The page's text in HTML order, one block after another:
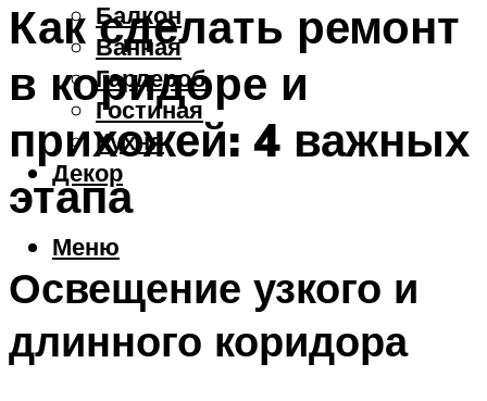
Балкон
Ванная
Гардероб
Гостиная
Кухня
Декор
Меню
Как сделать ремонт
в коридоре и
прихожей: 4 важных
этапа
Освещение узкого и
длинного коридора